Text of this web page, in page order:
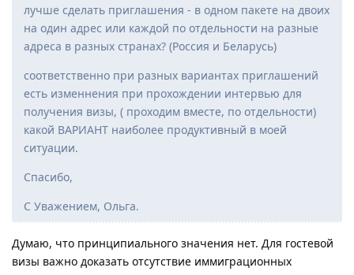
лучше сделать приглашения - в одном пакете на двоих
на один адрес или каждой по отдельности на разные
адреса в разных странах? (Россия и Беларусь)
соответственно при разных вариантах приглашений
есть изменнения при прохождении интервью для
получения визы, ( проходим вместе, по отдельности)
какой ВАРИАНТ наиболее продуктивный в моей
ситуации.
Спасибо,
С Уважением, Ольга.
Думаю, что принципиального значения нет. Для гостевой
визы важно доказать отсутствие иммиграционных